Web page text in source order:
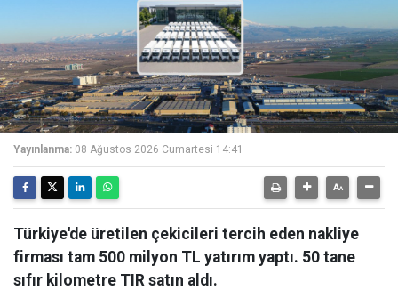
Yayınlanma: 08 Ağustos 2026 Cumartesi 14:41
Türkiye'de üretilen çekicileri tercih eden nakliye
firması tam 500 milyon TL yatırım yaptı. 50 tane
sıfır kilometre TIR satın aldı.